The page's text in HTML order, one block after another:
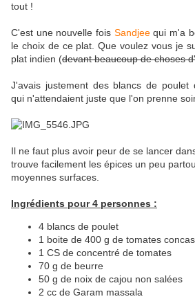
tout !
C'est une nouvelle fois Sandjeequi m'a
le choix de ce plat. Que voulez vous je
plat indien (devant beaucoup de choses
J'avais justement des blancs de poulet
qui n'attendaient juste que l'on prenne
Il ne faut plus avoir peur de se lancer
trouve facilement les épices un peu
moyennes surfaces.
Ingrédients pour 4 personnes :
4 blancs de poulet
1 boite de 400 g de tomates
1 CS de concentré de tomates
70 g de beurre
50 g de noix de cajou non salées
2 cc de Garam massala